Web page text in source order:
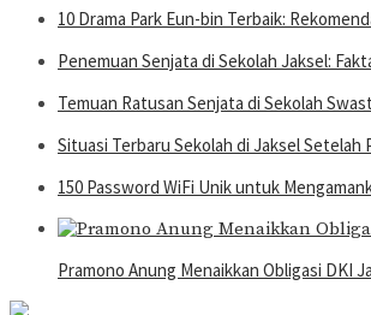
10 Drama Park Eun-bin Terbaik:
Penemuan Senjata di Sekolah Jaksel:
Temuan Ratusan Senjata di Sekolah
Situasi Terbaru Sekolah di Jaksel Setelah
150 Password WiFi Unik untuk
Pramono Anung Menaikkan Obligasi DKI